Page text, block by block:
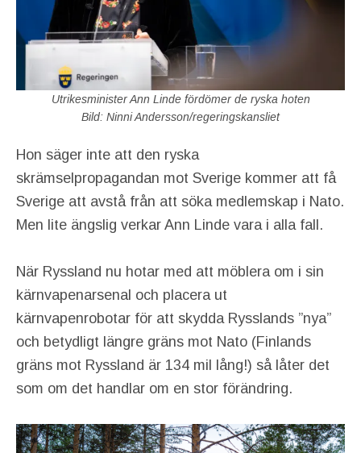
Utrikesminister Ann Linde fördömer de ryska hoten
Bild: Ninni Andersson/regeringskansliet
Hon säger inte att den ryska
skrämselpropagandan mot Sverige kommer att få
Sverige att avstå från att söka medlemskap i Nato.
Men lite ängslig verkar Ann Linde vara i alla fall.
När Ryssland nu hotar med att möblera om i sin
kärnvapenarsenal och placera ut
kärnvapenrobotar för att skydda Rysslands ”nya”
och betydligt längre gräns mot Nato (Finlands
gräns mot Ryssland är 134 mil lång!) så låter det
som om det handlar om en stor förändring.